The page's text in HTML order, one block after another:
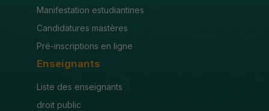
Manifestation estudiantines
Candidatures mastères
Pré-inscriptions en ligne
Enseignants
Liste des enseignants
droit public